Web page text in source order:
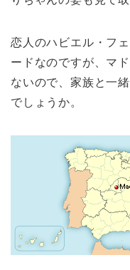
恋人のハビエル・フ
ードなのですが、マ
ないので、家族と一
でしょうか。